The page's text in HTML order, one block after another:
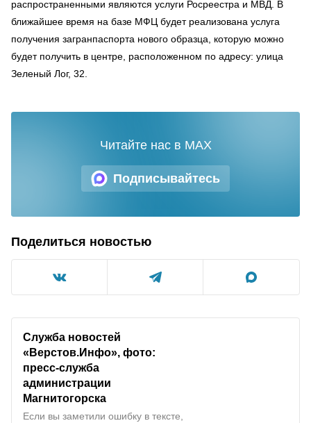
распространенными являются услуги Росреестра и МВД. В
ближайшее время на базе МФЦ будет реализована услуга
получения загранпаспорта нового образца, которую можно
будет получить в центре, расположенном по адресу: улица
Зеленый Лог, 32.
Подписывайтесь
Читайте нас в MAX
Поделиться новостью
Служба новостей
«Верстов.Инфо», фото:
пресс-служба
администрации
Магнитогорска
Если вы заметили ошибку в тексте,